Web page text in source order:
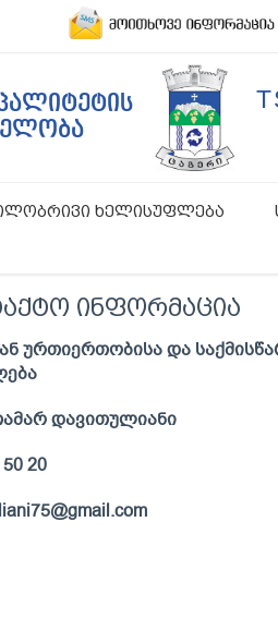
ხელისუფლება
ინფორმაცია
ურთიერთობისა და
დავითულიანი
20